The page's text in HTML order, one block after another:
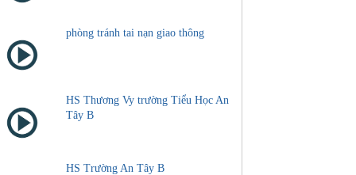
phòng tránh tai nạn giao thông
HS Thương Vy trường Tiểu Học An
Tây B
HS Trường An Tây B